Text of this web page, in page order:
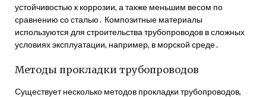
устойчивостью к коррозии, а также меньшим весом по
сравнению со сталью․ Композитные материалы
используются для строительства трубопроводов в сложных
условиях эксплуатации, например, в морской среде․
Методы прокладки трубопроводов
Существует несколько методов прокладки трубопроводов,